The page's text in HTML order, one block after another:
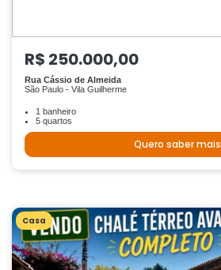
R$ 250.000,00
Rua Cássio de Almeida
São Paulo - Vila Guilherme
1 banheiro
5 quartos
Quero saber mais
Casa